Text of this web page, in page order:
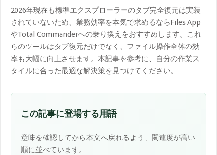
2026年現在も標準エクスプローラーのタブ完全復元は実装
されていないため、業務効率を本気で求めるならFiles App
やTotal Commanderへの乗り換えをおすすめします。これ
らのツールはタブ復元だけでなく、ファイル操作全体の効
率も大幅に向上させます。本記事を参考に、自分の作業ス
タイルに合った最適な解決策を見つけてください。
この記事に登場する用語
意味を確認してから本文へ戻れるよう、関連度が高い
順に並べています。